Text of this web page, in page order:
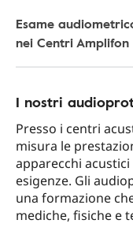
Esame
nei Centri Amplifon
I nostri
Presso i centri
misura le
apparecchi
esigenze. Gli
una formazione
mediche, fisiche e